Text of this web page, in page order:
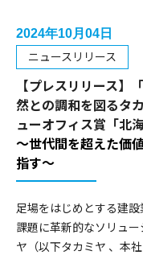
2024年10月04日
ニュースリリース
【プレスリリース】
然との調和を図るタ
ューオフィス賞「北
～世代間を超えた価
指す～
足場をはじめとする建
課題に革新的なソリュ
ヤ（以下タカミヤ 、本